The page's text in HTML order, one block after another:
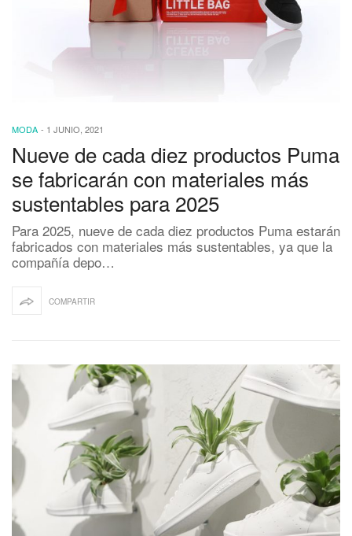
MODA - 1 JUNIO, 2021
Nueve de cada diez productos Puma
se fabricarán con materiales más
sustentables para 2025
Para 2025, nueve de cada diez productos Puma estarán
fabricados con materiales más sustentables, ya que la
compañía depo…
COMPARTIR